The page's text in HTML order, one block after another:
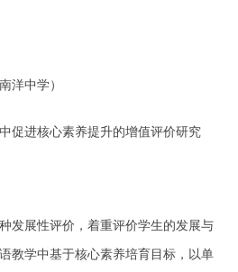
洋中学）
促进核心素养提升的增值评价研究
发展性评价，着重评价学生的发展与
教学中基于核心素养培育目标，以单